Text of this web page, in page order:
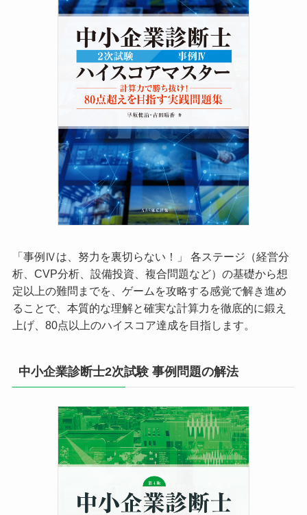
「事例Ⅳは、努力を裏切らない！」 各ステージ（経営分
析、CVP分析、設備投資、複合問題など）の基礎から想
定以上の難問までを、ゲームを攻略する感覚で解き進め
ることで、本質的な理解と確実な計算力を徹底的に鍛え
上げ、80点以上のハイスコア達成を目指します。
中小企業診断士2次試験 事例問題の解法